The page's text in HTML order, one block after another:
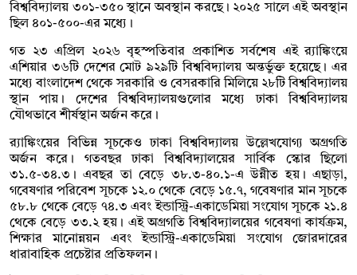
বিশ্ববিদ্যালয় ৩০১-৩৫০ স্থানে অবস্থান করছে। ২০২৫ সালে এই অবস্থান
ছিল ৪০১-৫০০-এর মধ্যে।
গত ২৩ এপ্রিল ২০২৬ বৃহস্পতিবার প্রকাশিত সর্বশেষ এই র‍্যাঙ্কিংয়ে
এশিয়ার ৩৬টি দেশের মোট ৯২৯টি বিশ্ববিদ্যালয় অন্তর্ভুক্ত হয়েছে। এর
মধ্যে বাংলাদেশ থেকে সরকারি ও বেসরকারি মিলিয়ে ২৮টি বিশ্ববিদ্যালয়
স্থান পায়। দেশের বিশ্ববিদ্যালয়গুলোর মধ্যে ঢাকা বিশ্ববিদ্যালয়
যৌথভাবে শীর্ষস্থান অর্জন করে।
র‍্যাঙ্কিংয়ের বিভিন্ন সূচকেও ঢাকা বিশ্ববিদ্যালয় উল্লেখযোগ্য অগ্রগতি
অর্জন করে। গতবছর ঢাকা বিশ্ববিদ্যালয়ের সার্বিক স্কোর ছিলো
৩১.৫-৩৪.৩। এবছর তা বেড়ে ৩৮.৩-৪০.১-এ উন্নীত হয়। এছাড়া,
গবেষণার পরিবেশ সূচকে ১২.০ থেকে বেড়ে ১৫.৭, গবেষণার মান সূচকে
৫৮.৮ থেকে বেড়ে ৭৪.৩ এবং ইন্ডাস্ট্রি-একাডেমিয়া সংযোগ সূচকে ২১.৪
থেকে বেড়ে ৩৩.২ হয়। এই অগ্রগতি বিশ্ববিদ্যালয়ের গবেষণা কার্যক্রম,
শিক্ষার মানোন্নয়ন এবং ইন্ডাস্ট্রি-একাডেমিয়া সংযোগ জোরদারের
ধারাবাহিক প্রচেষ্টার প্রতিফলন।